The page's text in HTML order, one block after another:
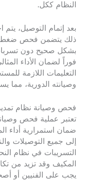
النظام ككل.
بعد إتمام التوصيل، يتم
ذلك يتضمن فحص ضغط
بشكل صحيح دون
فوراً لضمان الأداء
التعليمات اللازمة
وصيانته الدورية، مما
فحص وصيانة نظام
تعتبر عملية فحص
ضمان استمرارية أداء
إلى جميع التوصيلات
التسريبات في نظام
المكيف وقد تزيد من
يجب على الفنيين أو